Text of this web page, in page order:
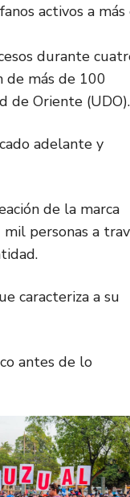
activos a más
durante
de más de 100
de Oriente (UDO).
adelante y
de la marca
personas a
caracteriza a su
antes de lo